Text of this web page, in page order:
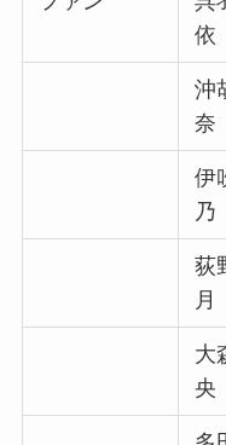
依
沖
奈
伊
乃
荻
月
大
央